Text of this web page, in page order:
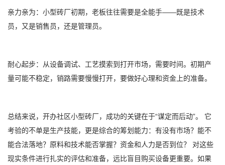
亲力亲为：小型砖厂初期，老板往往需要是全能手——既是技术
员，又是销售员，还是管理员。
耐心起步：从设备调试、工艺摸索到打开市场，需要时间。初期产
量可能不稳定，销路需要慢慢打开，要做好心理和资金上的准备。
总结来说，开办社区小型砖厂，成功的关键在于“谋定而后动”。 它
考验的不单是生产技能，更是综合的筹划能力：有没有市场？能不
能合法落地？原料和技术能否掌握？资金和人力是否到位？ 对这些
现实条件进行扎实的评估和准备，远比盲目购买设备更重要。如果